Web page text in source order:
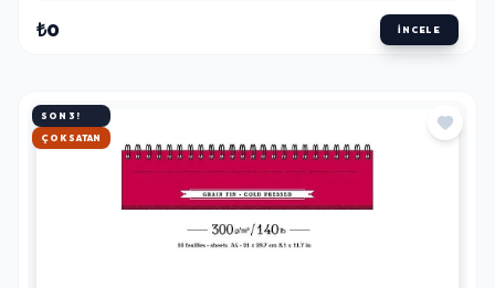
₺0 İNCELE
SON 3!
HIZLI KARGO